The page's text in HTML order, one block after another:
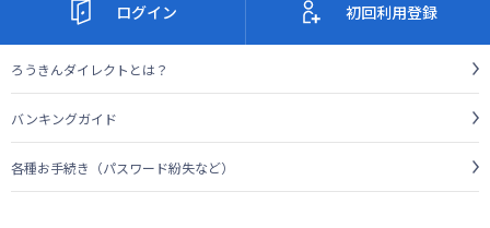
ログイン 初回利用登録
ろうきんダイレクトとは？
バンキングガイド
各種お手続き（パスワード紛失など）